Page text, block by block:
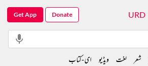
URD
Get App Donate
شعر لغت ویڈیو ای-کتاب